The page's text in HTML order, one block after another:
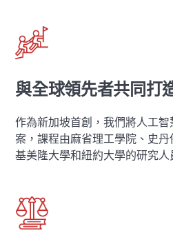
與全球領先者共同打
作為新加坡首創，我們將人工
案，課程由麻省理工學院、史
基美隆大學和紐約大學的研究人